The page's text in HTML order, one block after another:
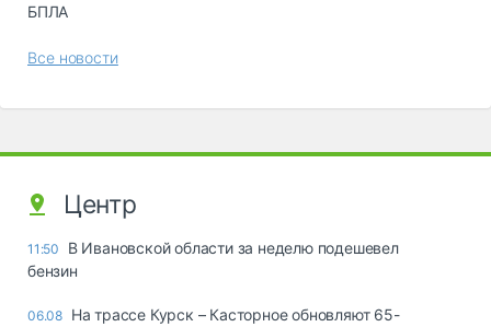
БПЛА
Все новости
Центр
11:50
В Ивановской области за неделю подешевел
бензин
06.08 На трассе Курск – Касторное обновляют 65-